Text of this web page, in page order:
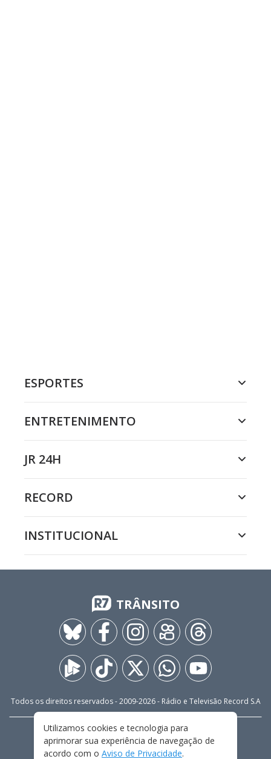
ESPORTES
ENTRETENIMENTO
JR 24H
RECORD
INSTITUCIONAL
TRÂNSITO
Todos os direitos reservados - 2009-2026- Rádio e Televisão Record S.A
FALE CONOSCO
PRIVACIDADE
TERMOS E CONDIÇÕES DE USO
Utilizamos cookies e tecnologia para
aprimorar sua experiência de navegação de
acordo com o Aviso de Privacidade.